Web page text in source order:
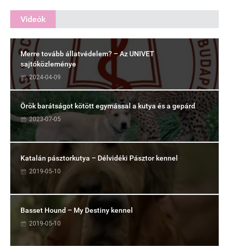
Videók
Merre tovább állatvédelem? – Az UNIVET
sajtóközleménye
2024-04-09
Örök barátságot kötött egymással a kutya és a gepárd
2023-07-05
Katalán pásztorkutya – Délvidéki Pásztor kennel
2019-05-10
Basset Hound – My Destiny kennel
2019-05-10